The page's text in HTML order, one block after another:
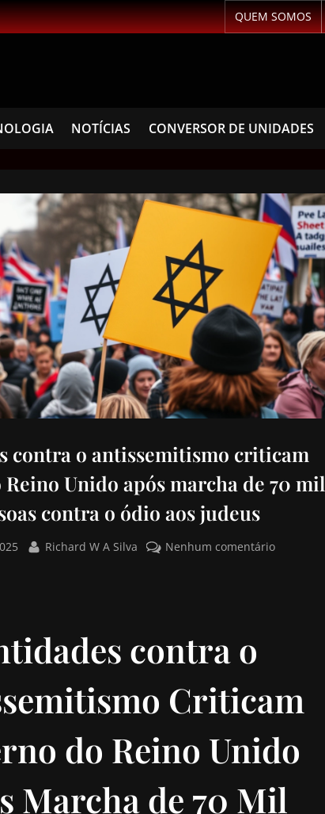
QUEM SOMOS
NOTÍCIAS CONVERSOR DE UNIDADES
contra o antissemitismo criticam
Unido após marcha de 70 mil
contra o ódio aos judeus
Richard W A Silva Nenhum comentário
contra o
Criticam
do Reino Unido
Marcha de 70 Mil